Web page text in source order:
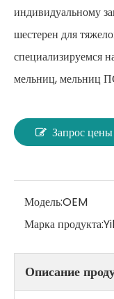
индивидуальному
шестерен для
специализируемся
мельниц, мельниц
Запрос цены
Модель:OEM
Марка продукта:
Описание